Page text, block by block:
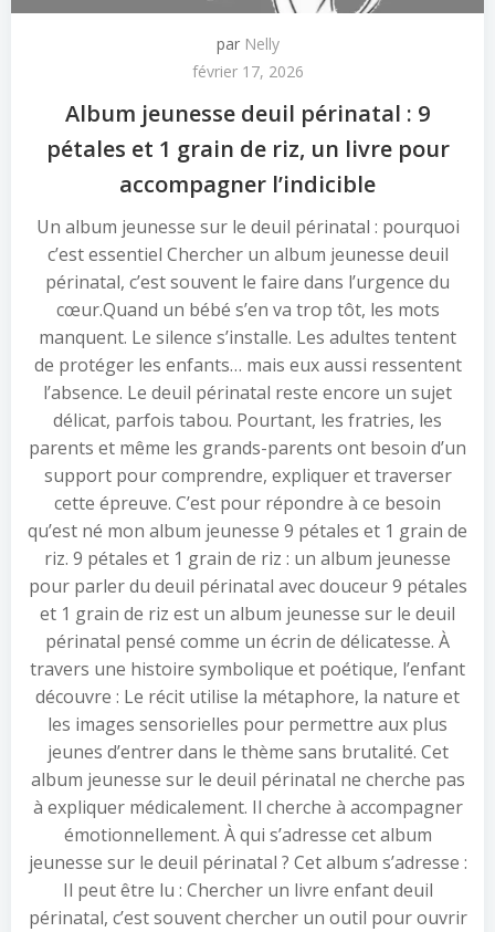
par Nelly
février 17, 2026
Album jeunesse deuil périnatal : 9
pétales et 1 grain de riz, un livre pour
accompagner l’indicible
Un album jeunesse sur le deuil périnatal : pourquoi
c’est essentiel Chercher un album jeunesse deuil
périnatal, c’est souvent le faire dans l’urgence du
cœur.Quand un bébé s’en va trop tôt, les mots
manquent. Le silence s’installe. Les adultes tentent
de protéger les enfants… mais eux aussi ressentent
l’absence. Le deuil périnatal reste encore un sujet
délicat, parfois tabou. Pourtant, les fratries, les
parents et même les grands-parents ont besoin d’un
support pour comprendre, expliquer et traverser
cette épreuve. C’est pour répondre à ce besoin
qu’est né mon album jeunesse 9 pétales et 1 grain de
riz. 9 pétales et 1 grain de riz : un album jeunesse
pour parler du deuil périnatal avec douceur 9 pétales
et 1 grain de riz est un album jeunesse sur le deuil
périnatal pensé comme un écrin de délicatesse. À
travers une histoire symbolique et poétique, l’enfant
découvre : Le récit utilise la métaphore, la nature et
les images sensorielles pour permettre aux plus
jeunes d’entrer dans le thème sans brutalité. Cet
album jeunesse sur le deuil périnatal ne cherche pas
à expliquer médicalement. Il cherche à accompagner
émotionnellement. À qui s’adresse cet album
jeunesse sur le deuil périnatal ? Cet album s’adresse :
Il peut être lu : Chercher un livre enfant deuil
périnatal, c’est souvent chercher un outil pour ouvrir